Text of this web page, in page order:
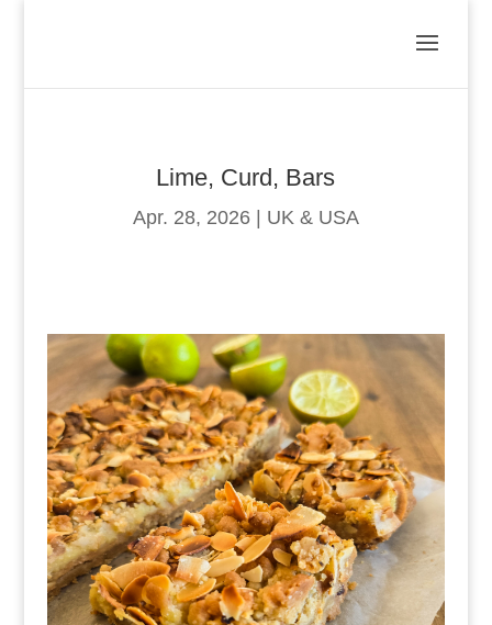
Lime, Curd, Bars
Apr. 28, 2026| UK & USA